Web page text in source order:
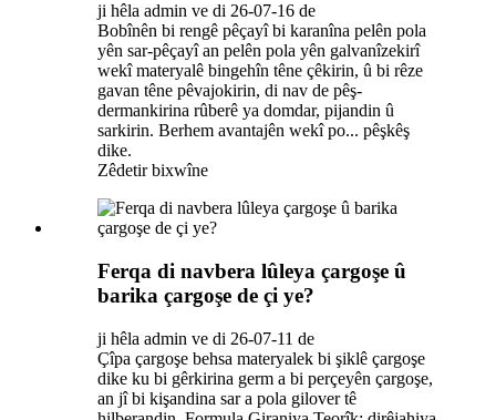
ji hêla admin ve di 26-07-16 de
Bobînên bi rengê pêçayî bi karanîna pelên pola
yên sar-pêçayî an pelên pola yên galvanîzekirî
wekî materyalê bingehîn têne çêkirin, û bi rêze
gavan têne pêvajokirin, di nav de pêş-
dermankirina rûberê ya domdar, pijandin û
sarkirin. Berhem avantajên wekî po... pêşkêş
dike.
Zêdetir bixwîne
Ferqa di navbera lûleya çargoşe û
barika çargoşe de çi ye?
ji hêla admin ve di 26-07-11 de
Çîpa çargoşe behsa materyalek bi şiklê çargoşe
dike ku bi gêrkirina germ a bi perçeyên çargoşe,
an jî bi kişandina sar a pola gilover tê